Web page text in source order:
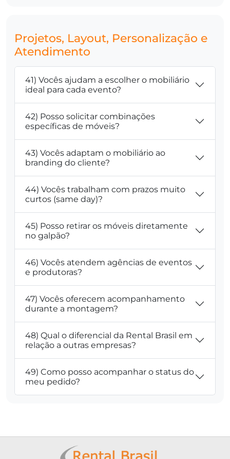
Projetos, Layout, Personalização e
Atendimento
41) Vocês ajudam a escolher o mobiliário
ideal para cada evento?
42) Posso solicitar combinações
específicas de móveis?
43) Vocês adaptam o mobiliário ao
branding do cliente?
44) Vocês trabalham com prazos muito
curtos (same day)?
45) Posso retirar os móveis diretamente
no galpão?
46) Vocês atendem agências de eventos
e produtoras?
47) Vocês oferecem acompanhamento
durante a montagem?
48) Qual o diferencial da Rental Brasil em
relação a outras empresas?
49) Como posso acompanhar o status do
meu pedido?